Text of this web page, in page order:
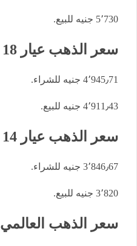
5٬730 جنيه للبيع.
سعر الذهب عيار 18
4٬945٫71 جنيه للشراء.
4٬911٫43 جنيه للبيع.
سعر الذهب عيار 14
3٬846٫67 جنيه للشراء.
3٬820 جنيه للبيع.
سعر الذهب العالمي